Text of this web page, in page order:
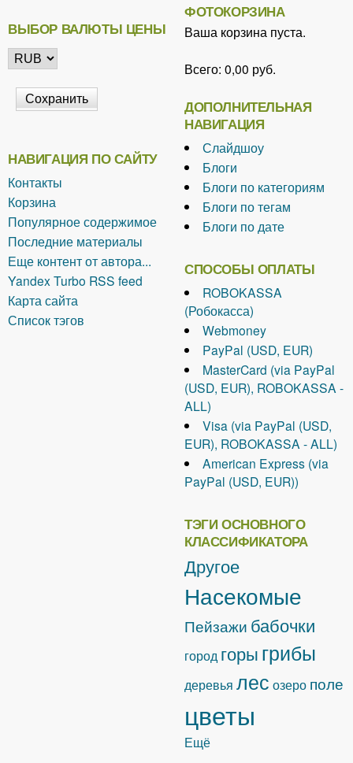
ВЫБОР ВАЛЮТЫ ЦЕНЫ
НАВИГАЦИЯ ПО САЙТУ
Контакты
Корзина
Популярное содержимое
Последние материалы
Еще контент от автора...
Yandex Turbo RSS feed
Карта сайта
Список тэгов
ФОТОКОРЗИНА
Ваша корзина пуста.
Всего: 0,00 руб.
ДОПОЛНИТЕЛЬНАЯ
НАВИГАЦИЯ
Слайдшоу
Блоги
Блоги по категориям
Блоги по тегам
Блоги по дате
СПОСОБЫ ОПЛАТЫ
ROBOKASSA
(Робокасса)
Webmoney
PayPal (USD, EUR)
MasterCard (via PayPal
(USD, EUR), ROBOKASSA -
ALL)
Visa (via PayPal (USD,
EUR), ROBOKASSA - ALL)
American Express (via
PayPal (USD, EUR))
ТЭГИ ОСНОВНОГО
КЛАССИФИКАТОРА
Другое
Насекомые
Пейзажи бабочки
город горыгрибы
деревья лес озеро поле
цветы
Ещё